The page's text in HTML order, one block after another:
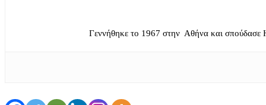
Γεννήθηκε το 1967 στην Αθήνα και σπούδασε